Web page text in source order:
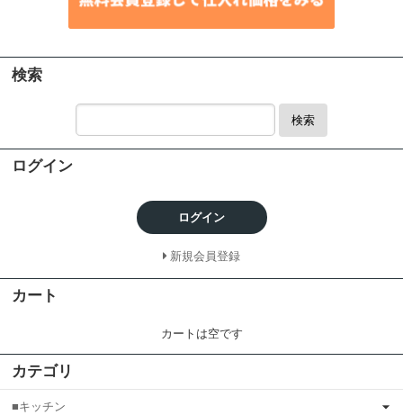
検索
検索
ログイン
ログイン
新規会員登録
カート
カートは空です
カテゴリ
■キッチン